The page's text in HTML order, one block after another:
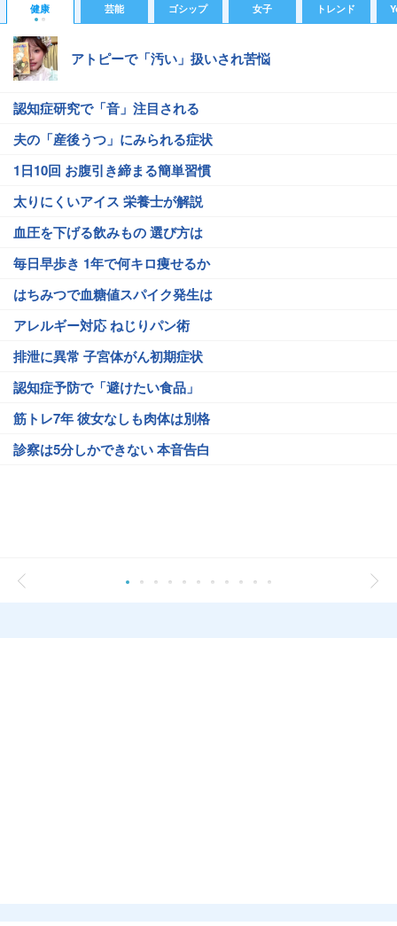
健康 芸能 ゴシップ 女子 トレンド
アトピーで「汚い」扱いされ苦悩
認知症研究で「音」注目される
夫の「産後うつ」にみられる症状
1日10回 お腹引き締まる簡単習慣
太りにくいアイス 栄養士が解説
血圧を下げる飲みもの 選び方は
毎日早歩き 1年で何キロ痩せるか
はちみつで血糖値スパイク発生は
アレルギー対応 ねじりパン術
排泄に異常 子宮体がん初期症状
認知症予防で「避けたい食品」
筋トレ7年 彼女なしも肉体は別格
診察は5分しかできない 本音告白